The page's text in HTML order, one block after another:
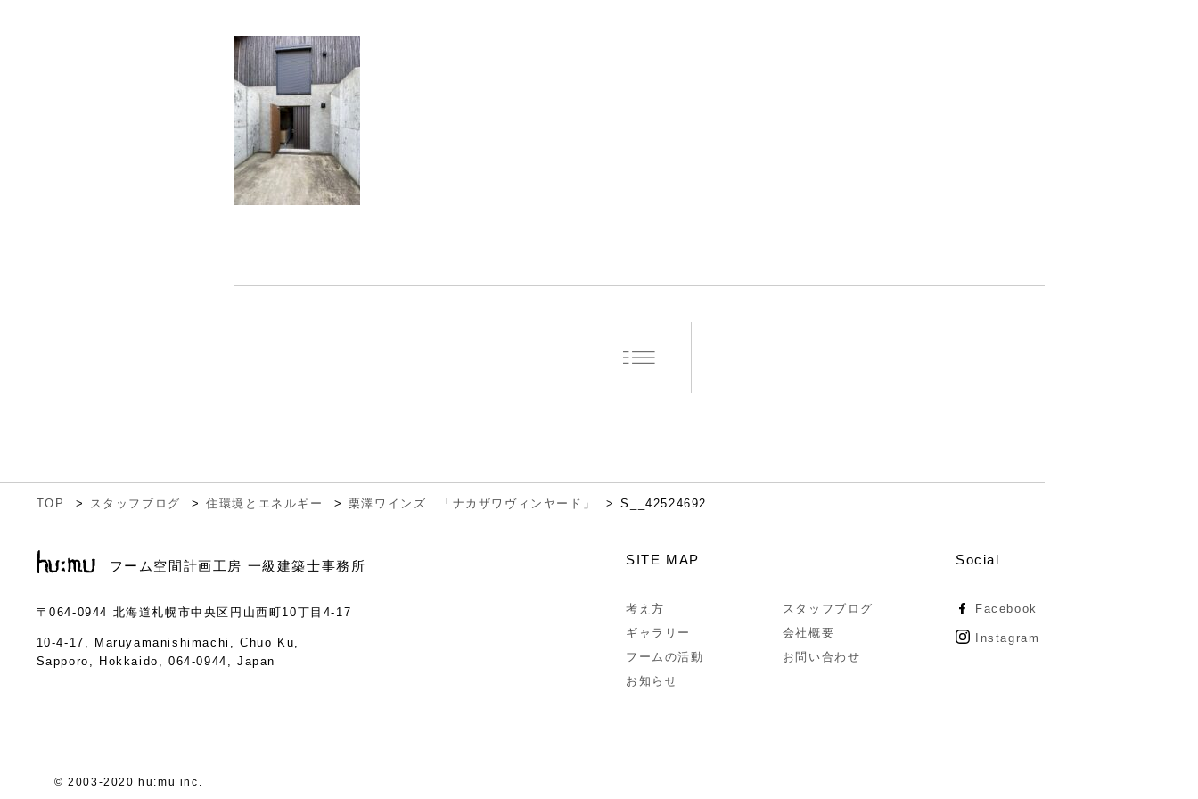
TOP スタッフブログ 住環境とエネルギー 栗澤ワインズ 「ナカザワヴィンヤード」 S__42524692
フーム空間計画工房 一級建築士事務所
〒064-0944 北海道札幌市中央区円山西町10丁目4-17
10-4-17, Maruyamanishimachi, Chuo Ku,
Sapporo, Hokkaido, 064-0944, Japan
SITE MAP
考え方
ギャラリー
フームの活動
お知らせ
スタッフブログ
会社概要
お問い合わせ
Social
Facebook
Instagram
© 2003-2020 hu:mu inc.